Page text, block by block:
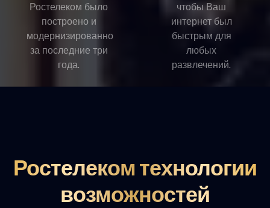
Ростелеком было
построено и
модернизированно
за последние три
года.
чтобы Ваш
интернет был
быстрым для
любых
развлечений.
Ростелеком технологии
возможностей